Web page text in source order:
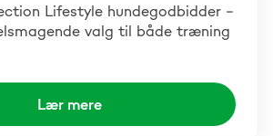
Lifestyle hundegodbidder –
valg til både træning
Lær mere